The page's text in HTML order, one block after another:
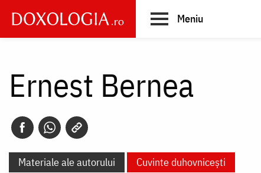
main
Meniu
Ernest Bernea
Materiale ale autorului Cuvinte duhovnicești